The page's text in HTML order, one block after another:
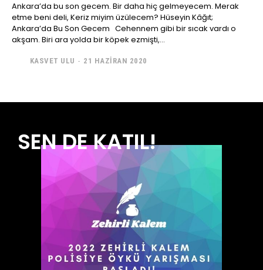
Ankara’da bu son gecem. Bir daha hiç gelmeyecem. Merak
etme beni deli, Keriz miyim üzülecem? Hüseyin Kâğıt;
Ankara’da Bu Son Gecem Cehennem gibi bir sıcak vardı o
akşam. Biri ara yolda bir köpek ezmişti,...
KASVET ULU - 21 HAZIRAN 2020
SEN DE KATIL!